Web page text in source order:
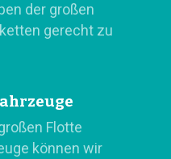
der großen
gerecht zu
Flotte
können wir